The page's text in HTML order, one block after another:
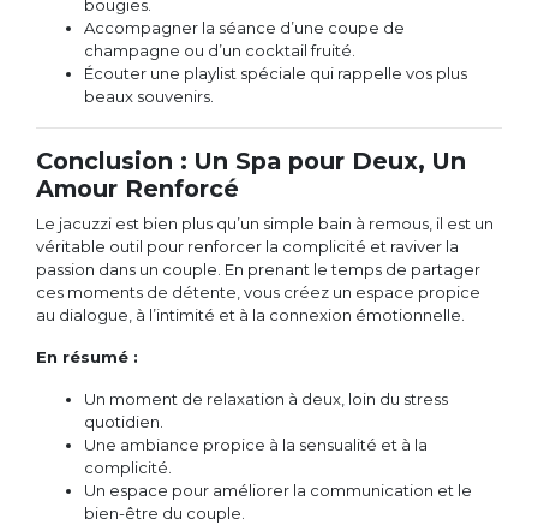
bougies.
Accompagner la séance d’une coupe de
champagne ou d’un cocktail fruité.
Écouter une playlist spéciale qui rappelle vos plus
beaux souvenirs.
Conclusion : Un Spa pour Deux, Un
Amour Renforcé
Le jacuzzi est bien plus qu’un simple bain à remous, il est un
véritable outil pour renforcer la complicité et raviver la
passion dans un couple. En prenant le temps de partager
ces moments de détente, vous créez un espace propice
au dialogue, à l’intimité et à la connexion émotionnelle.
En résumé :
Un moment de relaxation à deux, loin du stress
quotidien.
Une ambiance propice à la sensualité et à la
complicité.
Un espace pour améliorer la communication et le
bien-être du couple.